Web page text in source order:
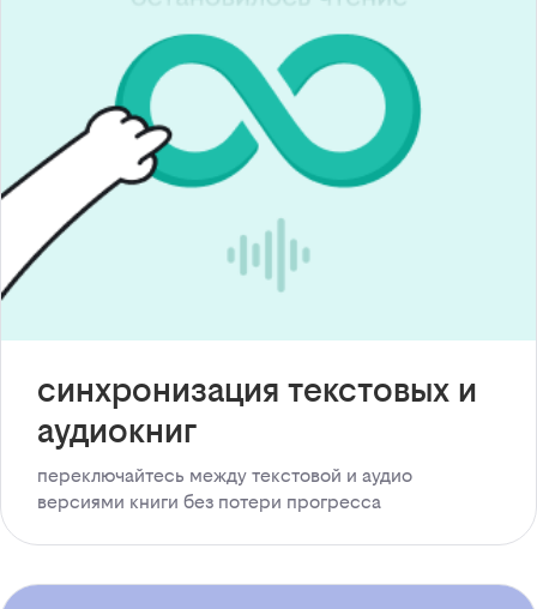
синхронизация текстовых и
аудиокниг
переключайтесь между текстовой и аудио
версиями книги без потери прогресса